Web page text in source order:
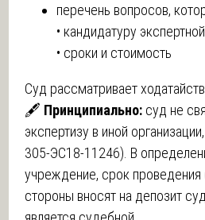
перечень вопросов,
• кандидатуру
• сроки и стоимость
Суд рассматривает
🖋️ Принципиально: суд не
экспертизу в иной
305-ЭС18-11246). В
учреждение, срок
стороны вносят на депозит